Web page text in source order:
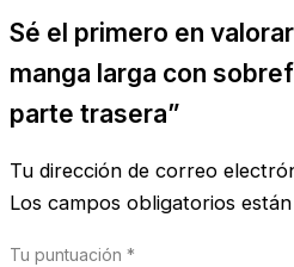
Sé el primero en
manga larga con
parte trasera”
Tu dirección de correo
Los campos obligatorios
Tu puntuación *